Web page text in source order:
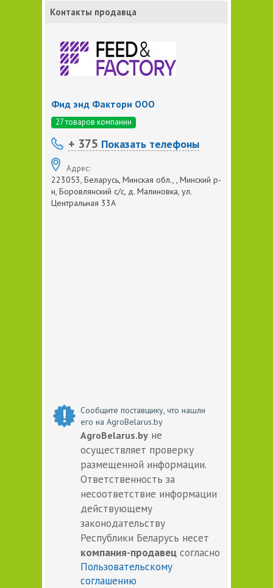
Контакты продавца
Фид энд Фактори ООО
27 товаров компании
+ 375 Показать телефоны
Адрес:
223053, Беларусь, Минская обл., , Минский р-
н, Боровлянский с/с, д. Малиновка, ул.
Центральная 33А
Сообщите поставщику, что нашли
его на AgroBelarus.by
AgroBelarus.by не
осуществляет проверку
размещенной информации.
Ответственность за
несоответствие информации
действующему
законодательству
Республики Беларусь несет
компания-продавец согласно
Пользовательскому
соглашению